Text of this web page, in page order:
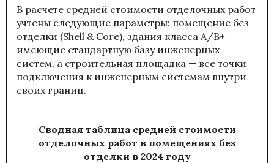
В расчете средней стоимости отделочных работ
учтены следующие параметры: помещение без
отделки (Shell & Core), здания класса А/В+
имеющие стандартную базу инженерных
систем, а строительная площадка — все точки
подключения к инженерным системам внутри
своих границ.
Сводная таблица средней стоимости
отделочных работ в помещениях без
отделки в 2024 году